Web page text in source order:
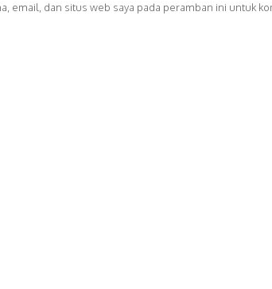
email, dan situs web saya pada peramban ini untuk